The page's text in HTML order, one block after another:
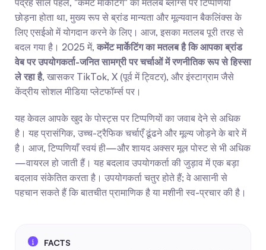
पंद्रह साल पहले, "कमेंट मार्केटिंग" का मतलब ब्लॉग्स पर टिप्पणियाँ
छोड़ना होता था, मुख्य रूप से ब्रांड मान्यता और मूल्यवान बैकलिंक्स के
लिए एसईओ में योगदान करने के लिए। आज, इसका मतलब पूरी तरह से
बदल गया है। 2025 में, कमेंट मार्केटिंग का मतलब है कि आपका ब्रांड
वेब पर उपयोगकर्ता-जनित सामग्री पर चर्चाओं में रणनीतिक रूप से हिस्सा
ले रहा है, खासकर TikTok, X (पूर्व में ट्विटर), और इंस्टाग्राम जैसे
केंद्रीय सोशल मीडिया प्लेटफॉर्म्स पर।
यह केवल आपके खुद के पोस्ट्स पर टिप्पणियों का जवाब देने से अधिक
है। यह प्रासंगिक, उच्च-ट्रैफिक चर्चाएँ ढूंढने और मूल्य जोड़ने के बारे में
है। आज, टिप्पणियाँ स्वयं ही—और शायद अक्सर मूल पोस्ट से भी अधिक
—वायरल हो जाती हैं। यह बदलाव उपयोगकर्ता की जुड़ाव में एक बड़ा
बदलाव संकेतित करता है। उपयोगकर्ता चतुर होते हैं; वे आसानी से
पहचान सकते हैं कि बातचीत प्रामाणिक है या मशीनी स्व-प्रचार की है।